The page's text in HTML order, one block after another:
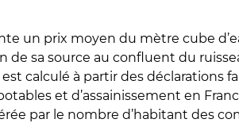
un prix moyen du mètre cube
de sa source au confluent du
est calculé à partir des déclarations
et d’assainissement en
par le nombre d’habitant des